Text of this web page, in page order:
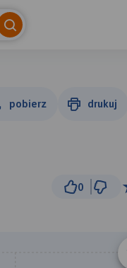
pobierz drukuj
0